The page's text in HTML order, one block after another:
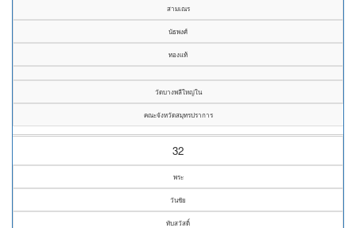
สามเณร
นัธพงศ์
ทองแท้
วัดบางพลีใหญ่ใน
คณะจังหวัดสมุทรปราการ
32
พระ
วันชัย
ทับสวัสดิ์